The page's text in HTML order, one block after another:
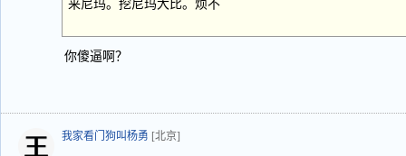
来尼玛。挖尼玛大比。烦不
你傻逼啊？
我家看门狗叫杨勇 [北京]